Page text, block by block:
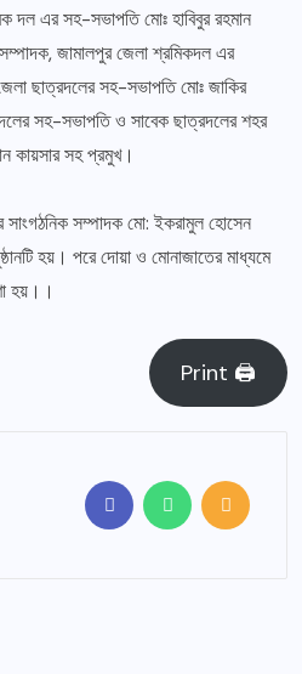
দল এর সহ-সভাপতি মোঃ হাবিবুর রহমান
জামালপুর জেলা শ্রমিকদল এর
ছাত্রদলের সহ-সভাপতি মোঃ জাকির
সহ-সভাপতি ও সাবেক ছাত্রদলের শহর
কায়সার সহ প্রমুখ।
সাংগঠনিক সম্পাদক মো: ইকরামুল হোসেন
হয়। পরে দোয়া ও মোনাজাতের মাধ্যমে
হয়।।
Print 🖨